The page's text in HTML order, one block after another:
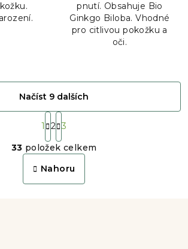
pnutí. Obsahuje Bio
Ginkgo Biloba. Vhodné
pro citlivou pokožku a
oči.
O
v
l
á
Načíst 9 dalších
S
t
r
á
n
k
o
1 2 3
33 položek celkem
Nahoru